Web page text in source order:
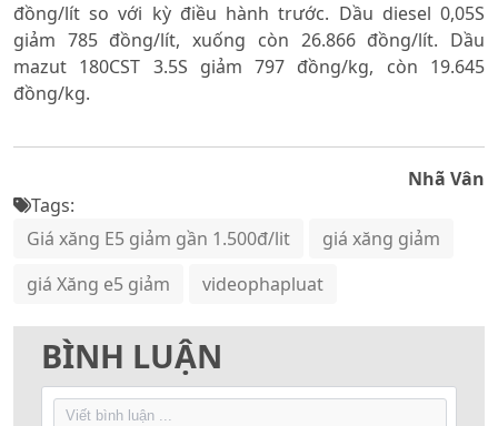
đồng/lít so với kỳ điều hành trước. Dầu diesel 0,05S
giảm 785 đồng/lít, xuống còn 26.866 đồng/lít. Dầu
mazut 180CST 3.5S giảm 797 đồng/kg, còn 19.645
đồng/kg.
Nhã Vân
Tags:
Giá xăng E5 giảm gần 1.500đ/lit
giá xăng giảm
giá Xăng e5 giảm
videophapluat
BÌNH LUẬN